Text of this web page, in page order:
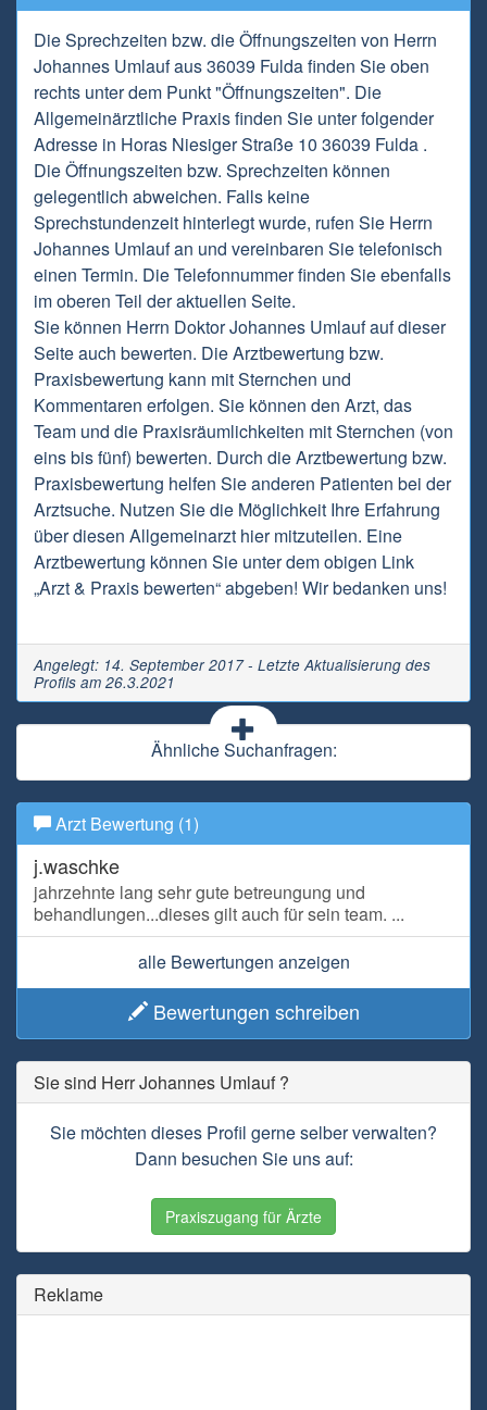
Die Sprechzeiten bzw. die Öffnungszeiten von Herrn
Johannes Umlauf aus 36039 Fulda finden Sie oben
rechts unter dem Punkt "Öffnungszeiten". Die
Allgemeinärztliche Praxis finden Sie unter folgender
Adresse in Horas Niesiger Straße 10 36039 Fulda .
Die Öffnungszeiten bzw. Sprechzeiten können
gelegentlich abweichen. Falls keine
Sprechstundenzeit hinterlegt wurde, rufen Sie Herrn
Johannes Umlauf an und vereinbaren Sie telefonisch
einen Termin. Die Telefonnummer finden Sie ebenfalls
im oberen Teil der aktuellen Seite.
Sie können Herrn Doktor Johannes Umlauf auf dieser
Seite auch bewerten. Die Arztbewertung bzw.
Praxisbewertung kann mit Sternchen und
Kommentaren erfolgen. Sie können den Arzt, das
Team und die Praxisräumlichkeiten mit Sternchen (von
eins bis fünf) bewerten. Durch die Arztbewertung bzw.
Praxisbewertung helfen Sie anderen Patienten bei der
Arztsuche. Nutzen Sie die Möglichkeit Ihre Erfahrung
über diesen Allgemeinarzt hier mitzuteilen. Eine
Arztbewertung können Sie unter dem obigen Link
„Arzt & Praxis bewerten“ abgeben! Wir bedanken uns!
Angelegt: 14. September 2017 - Letzte Aktualisierung des
Profils am 26.3.2021
Ähnliche Suchanfragen:
Arzt Bewertung (1)
j.waschke
jahrzehnte lang sehr gute betreungung und
behandlungen...dieses gilt auch für sein team. ...
alle Bewertungen anzeigen
Bewertungen schreiben
Sie sind Herr Johannes Umlauf ?
Sie möchten dieses Profil gerne selber verwalten?
Dann besuchen Sie uns auf:
Praxiszugang für Ärzte
Reklame